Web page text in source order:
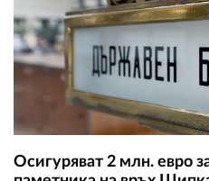
Осигуряват 2 млн. евро